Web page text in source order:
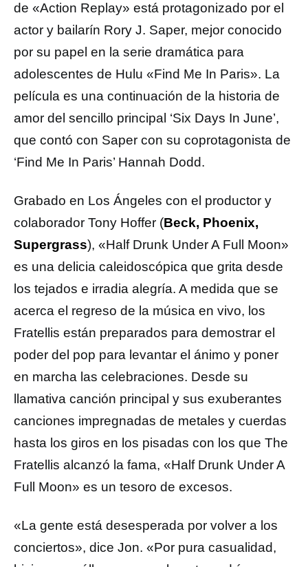
de «Action Replay» está protagonizado por el
actor y bailarín Rory J. Saper, mejor conocido
por su papel en la serie dramática para
adolescentes de Hulu «Find Me In Paris». La
película es una continuación de la historia de
amor del sencillo principal ‘Six Days In June’,
que contó con Saper con su coprotagonista de
‘Find Me In Paris’ Hannah Dodd.
Grabado en Los Ángeles con el productor y
colaborador Tony Hoffer (Beck, Phoenix,
Supergrass), «Half Drunk Under A Full Moon»
es una delicia caleidoscópica que grita desde
los tejados e irradia alegría. A medida que se
acerca el regreso de la música en vivo, los
Fratellis están preparados para demostrar el
poder del pop para levantar el ánimo y poner
en marcha las celebraciones. Desde su
llamativa canción principal y sus exuberantes
canciones impregnadas de metales y cuerdas
hasta los giros en los pisadas con los que The
Fratellis alcanzó la fama, «Half Drunk Under A
Full Moon» es un tesoro de excesos.
«La gente está desesperada por volver a los
conciertos», dice Jon. «Por pura casualidad,